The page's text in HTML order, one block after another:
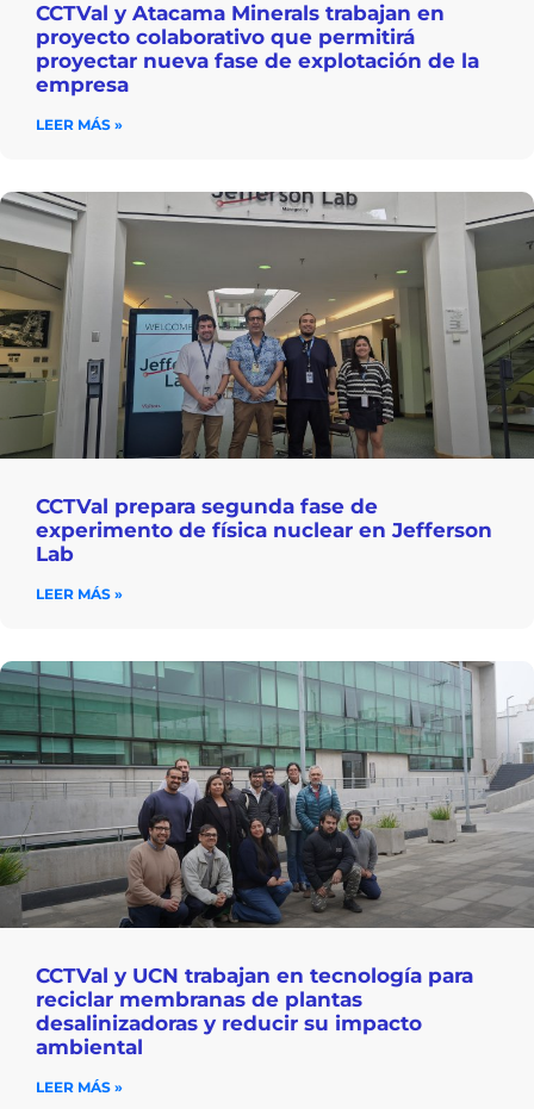
CCTVal y Atacama Minerals trabajan en
proyecto colaborativo que permitirá
proyectar nueva fase de explotación de la
empresa
LEER MÁS »
CCTVal prepara segunda fase de
experimento de física nuclear en Jefferson
Lab
LEER MÁS »
CCTVal y UCN trabajan en tecnología para
reciclar membranas de plantas
desalinizadoras y reducir su impacto
ambiental
LEER MÁS »